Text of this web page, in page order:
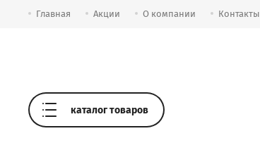
Главная Акции О компании Контакты
каталог товаров